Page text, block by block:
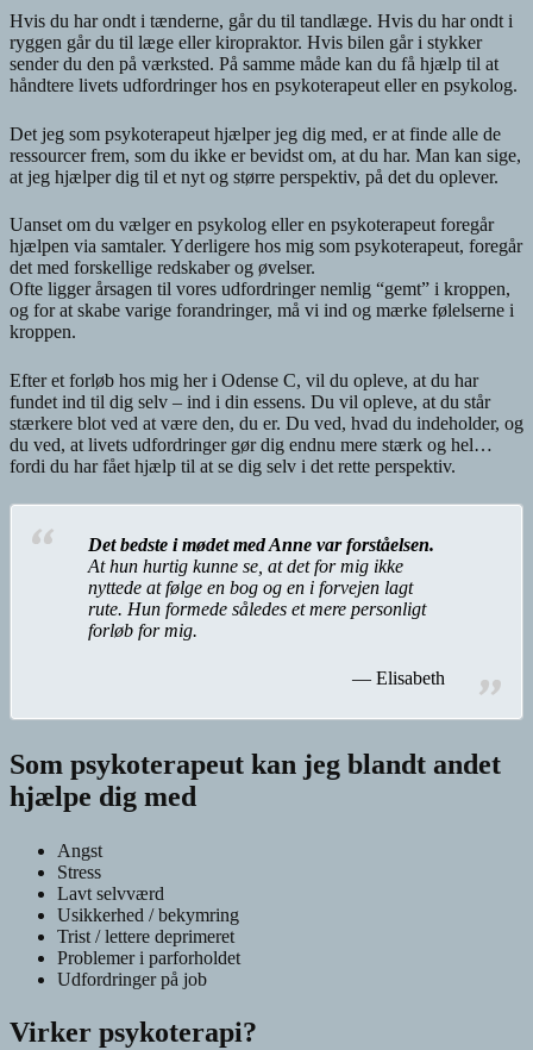
Hvis du har ondt i tænderne, går du til tandlæge. Hvis du har ondt i
ryggen går du til læge eller kiropraktor. Hvis bilen går i stykker
sender du den på værksted. På samme måde kan du få hjælp til at
håndtere livets udfordringer hos en psykoterapeut eller en psykolog.
Det jeg som psykoterapeut hjælper jeg dig med, er at finde alle de
ressourcer frem, som du ikke er bevidst om, at du har. Man kan sige,
at jeg hjælper dig til et nyt og større perspektiv, på det du oplever.
Uanset om du vælger en psykolog eller en psykoterapeut foregår
hjælpen via samtaler. Yderligere hos mig som psykoterapeut, foregår
det med forskellige redskaber og øvelser.
Ofte ligger årsagen til vores udfordringer nemlig “gemt” i kroppen,
og for at skabe varige forandringer, må vi ind og mærke følelserne i
kroppen.
Efter et forløb hos mig her i Odense C, vil du opleve, at du har
fundet ind til dig selv – ind i din essens. Du vil opleve, at du står
stærkere blot ved at være den, du er. Du ved, hvad du indeholder, og
du ved, at livets udfordringer gør dig endnu mere stærk og hel…
fordi du har fået hjælp til at se dig selv i det rette perspektiv.
Det bedste i mødet med Anne var forståelsen.
At hun hurtig kunne se, at det for mig ikke
nyttede at følge en bog og en i forvejen lagt
rute. Hun formede således et mere personligt
forløb for mig.
Elisabeth
Som psykoterapeut kan jeg blandt andet
hjælpe dig med
Angst
Stress
Lavt selvværd
Usikkerhed / bekymring
Trist / lettere deprimeret
Problemer i parforholdet
Udfordringer på job
Virker psykoterapi?